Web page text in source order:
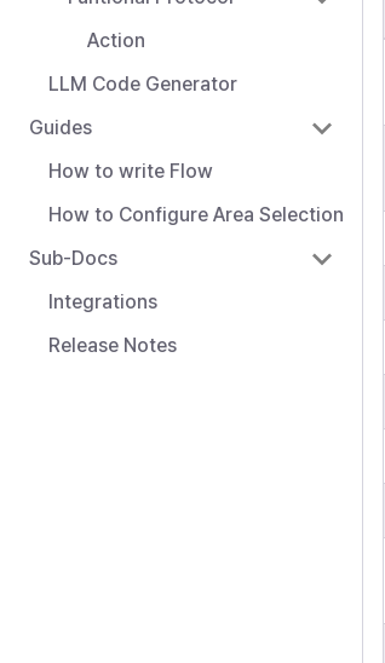
Action
LLM Code Generator
Guides
How to write Flow
How to Configure Area Selection
Sub-Docs
Integrations
Release Notes